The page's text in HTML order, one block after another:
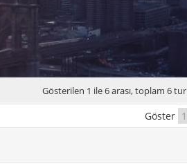
Gösterilen 1 ile 6 arası, toplam 6 tur
Göster